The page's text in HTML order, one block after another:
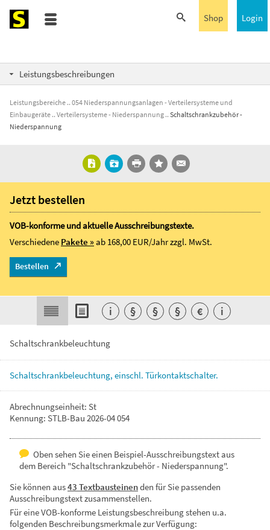
Login
Shop
Leistungsbeschreibungen
Leistungsbereiche
054 Niederspannungsanlagen - Verteilersysteme und
Einbaugeräte
Verteilersysteme - Niederspannung
Schaltschrankzubehör -
Niederspannung
Schaltschrankbeleuchtung
Schaltschrankbeleuchtung, einschl. Türkontaktschalter.
Abrechnungseinheit: St
Kennung: STLB-Bau 2026-04 054
Oben sehen Sie einen Beispiel-Ausschreibungstext aus
dem Bereich "Schaltschrankzubehör - Niederspannung".
Sie können aus43 Textbausteinenden für Sie passenden
Ausschreibungstext zusammenstellen.
Für eine VOB-konforme Leistungsbeschreibung stehen u.a.
folgenden Beschreibungsmerkmale zur Verfügung:
Jetzt bestellen
VOB-konforme und aktuelle Ausschreibungstexte.
Verschiedene Pakete »ab 168,00 EUR/Jahrzzgl. MwSt.
Bestellen
i § § § € i